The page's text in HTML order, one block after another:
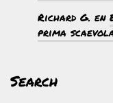
Richard G. en
prima
Search